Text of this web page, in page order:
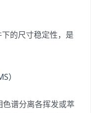
的尺寸稳定性，是
）
谱分离各挥发或萃